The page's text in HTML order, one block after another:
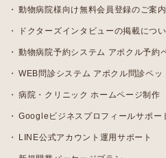
動物病院様向け無料会員登録のご案内
ドクターズインタビューの掲載につ
動物病院予約システム アポクル予約
WEB問診システム アポクル問診ペッ
病院・クリニック ホームページ制作
Googleビジネスプロフィールサポー
LINE公式アカウント運用サポート